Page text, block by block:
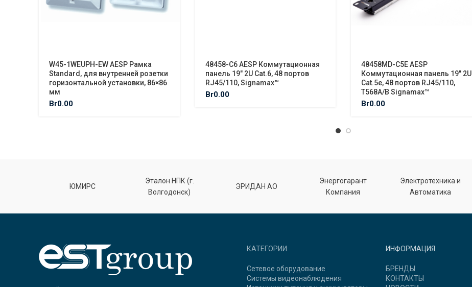
W45-1WEUPH-EW AESP Рамка
Standard, для внутренней розетки
горизонтальной установки, 86×86
мм
Br0.00
48458-C6 AESP Коммутационная
панель 19″ 2U Cat.6, 48 портов
RJ45/110, Signamax™
Br0.00
48458MD-C5E AESP
Коммутационная панель 19″ 2U
Cat.5e, 48 портов RJ45/110,
T568A/B Signamax™
Br0.00
ЮМИРС
Эталон НПК (г.
Волгодонск)
ЭРИДАН АО
Энергогарант
Компания
Электротехника и
Автоматика
КАТЕГОРИИ
Сетевое оборудование
Системы видеонаблюдения
ИНФОРМАЦИЯ
БРЕНДЫ
КОНТАКТЫ